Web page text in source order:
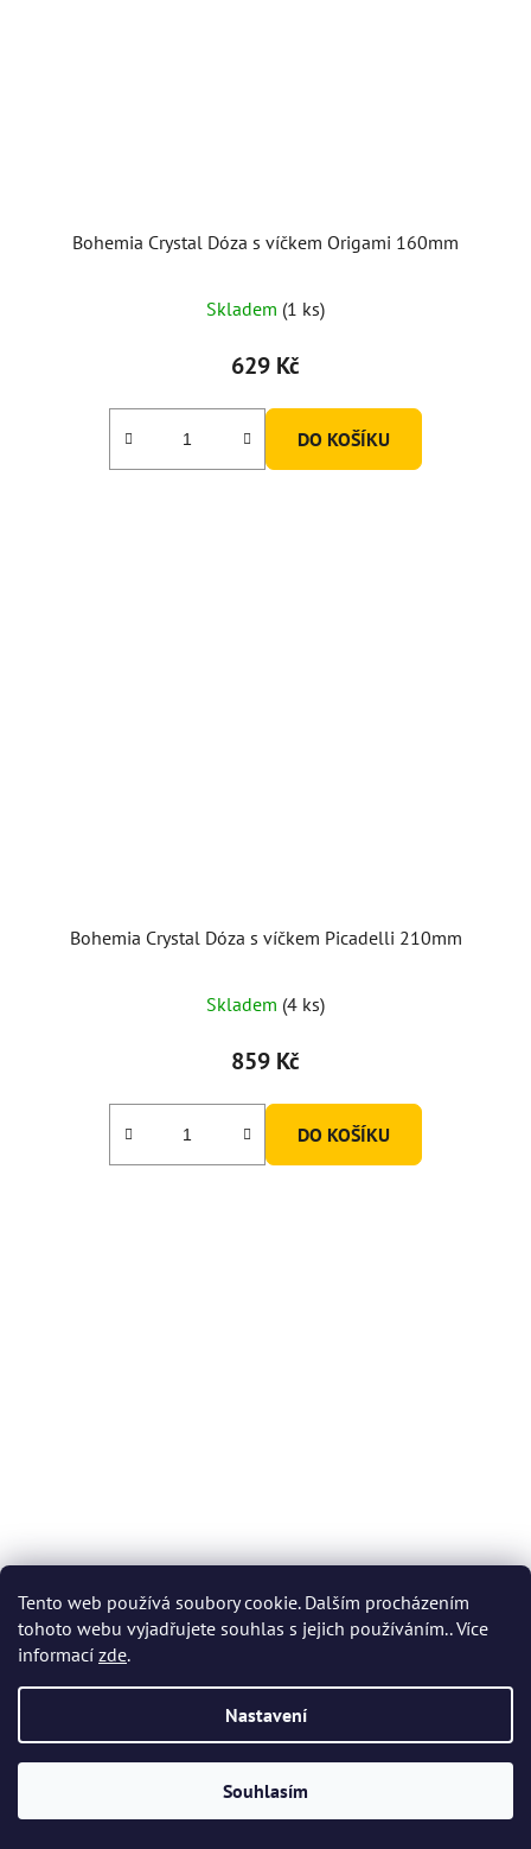
Tento web používá soubory cookie. Dalším procházením
tohoto webu vyjadřujete souhlas s jejich používáním.. Více
informací zde.
Nastavení
Souhlasím
Bohemia Crystal Dóza s víčkem Origami 160mm
Skladem (1 ks)
629 Kč
DO KOŠÍKU
Bohemia Crystal Dóza s víčkem Picadelli 210mm
Skladem (4 ks)
859 Kč
DO KOŠÍKU
Bohemia Crystal Dóza s víčkem Quadro 172mm
979 Kč